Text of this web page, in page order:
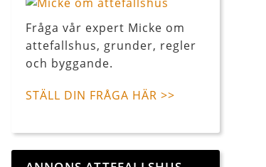
Fråga vår expert Micke om
attefallshus, grunder, regler
och byggande.
STÄLL DIN FRÅGA HÄR >>